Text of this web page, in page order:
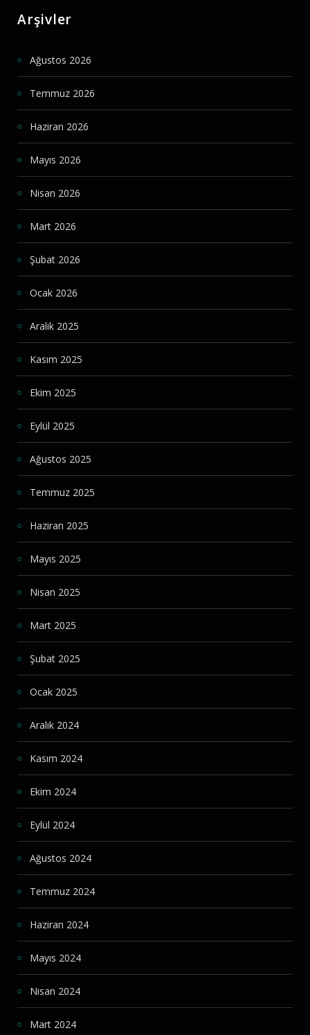
Arşivler
Ağustos 2026
Temmuz 2026
Haziran 2026
Mayıs 2026
Nisan 2026
Mart 2026
Şubat 2026
Ocak 2026
Aralık 2025
Kasım 2025
Ekim 2025
Eylül 2025
Ağustos 2025
Temmuz 2025
Haziran 2025
Mayıs 2025
Nisan 2025
Mart 2025
Şubat 2025
Ocak 2025
Aralık 2024
Kasım 2024
Ekim 2024
Eylül 2024
Ağustos 2024
Temmuz 2024
Haziran 2024
Mayıs 2024
Nisan 2024
Mart 2024